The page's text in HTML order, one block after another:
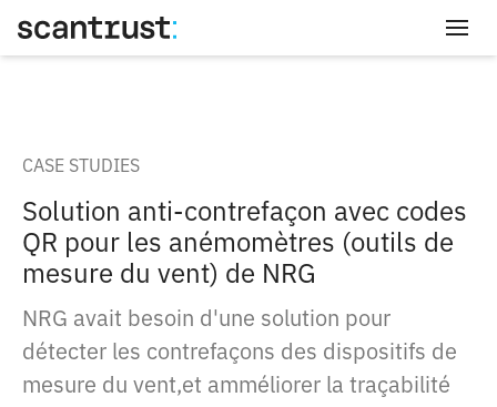
Connexion
CASE STUDIES
Solution anti-contrefaçon avec codes
QR pour les anémomètres (outils de
mesure du vent) de NRG
NRG avait besoin d'une solution pour
détecter les contrefaçons des dispositifs de
mesure du vent,et amméliorer la traçabilité